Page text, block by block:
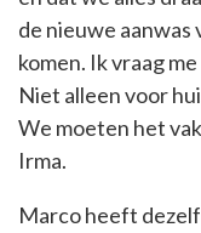
de nieuwe aanwas
komen. Ik vraag
Niet alleen voor
We moeten het
Irma.
Marco heeft